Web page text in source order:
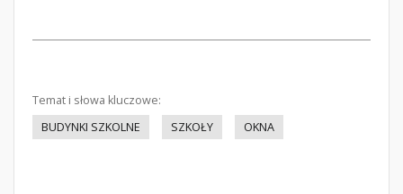
Temat i słowa kluczowe:
BUDYNKI SZKOLNE
SZKOŁY OKNA